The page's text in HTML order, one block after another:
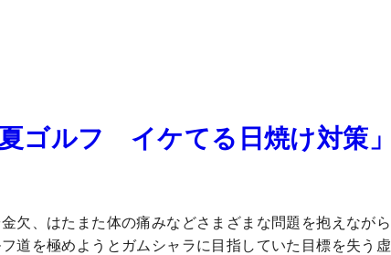
ゴルフ イケてる日焼け対策」
欠、はたまた体の痛みなどさまざまな問題を抱えながら
道を極めようとガムシャラに目指していた目標を失う虚